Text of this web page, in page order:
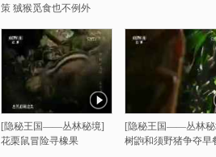
策 狨猴觅食也不例外
[隐秘王国——丛林秘境]
花栗鼠冒险寻橡果
[隐秘王国——丛林
树鼩和须野猪争夺早